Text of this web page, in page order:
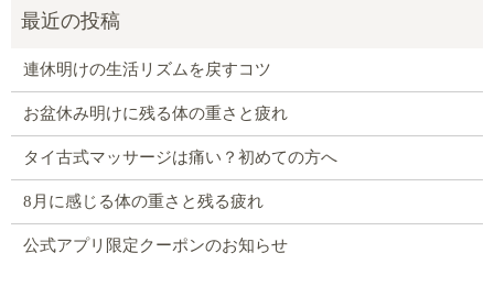
連休明けの生活リズムを戻すコツ
お盆休み明けに残る体の重さと疲れ
タイ古式マッサージは痛い？初めての方へ
8月に感じる体の重さと残る疲れ
公式アプリ限定クーポンのお知らせ